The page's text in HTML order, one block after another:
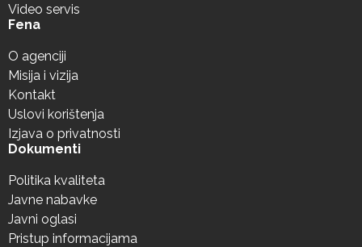
Video servis
Fena
O agenciji
Misija i vizija
Kontakt
Uslovi korištenja
Izjava o privatnosti
Dokumenti
Politika kvaliteta
Javne nabavke
Javni oglasi
Pristup informacijama